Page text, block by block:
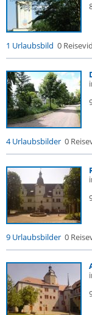
1 Urlaubsbild 0
4 Urlaubsbilder 0
9 Urlaubsbilder 0